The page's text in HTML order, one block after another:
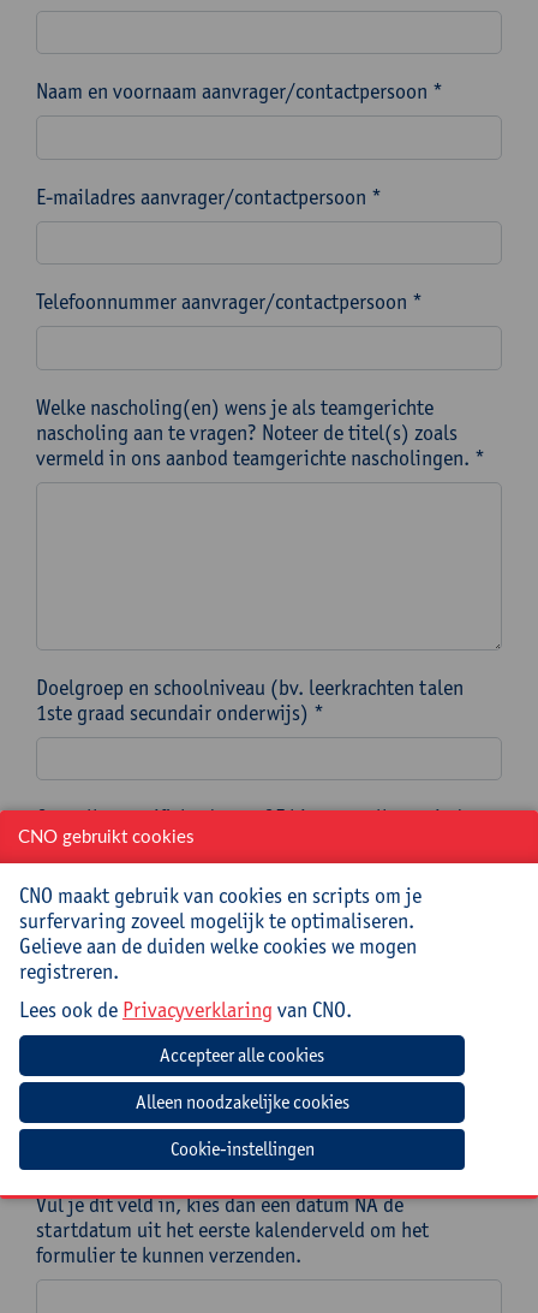
Naam en voornaam aanvrager/contactpersoon *
E-mailadres aanvrager/contactpersoon *
Telefoonnummer aanvrager/contactpersoon *
Welke nascholing(en) wens je als teamgerichte
nascholing aan te vragen? Noteer de titel(s) zoals
vermeld in ons aanbod teamgerichte nascholingen. *
Doelgroep en schoolniveau (bv. leerkrachten talen
1ste graad secundair onderwijs) *
Op welke specifieke datum OF binnen welke periode
moet de nascholing/een meerdaags traject ingepland
worden?
In dit kalenderveld duid je een specifieke datum aan
OF de startdatum van een periode waarin je
nascholing/traject ingepland moet worden. *
Let op! Kies een datum die minstens 3 maanden na de
verzenden.
In dit kalenderveld duid je de einddatum van de
periode aan, indien van toepassing.
Vul je dit veld in, kies dan een datum NA de
startdatum uit het eerste kalenderveld om het
formulier te kunnen verzenden.
CNO gebruikt cookies
CNO maakt gebruik van cookies en scripts om je
surfervaring zoveel mogelijk te optimaliseren.
Gelieve aan de duiden welke cookies we mogen
registreren.
Lees ook de Privacyverklaring van CNO.
Cookie-instellingen